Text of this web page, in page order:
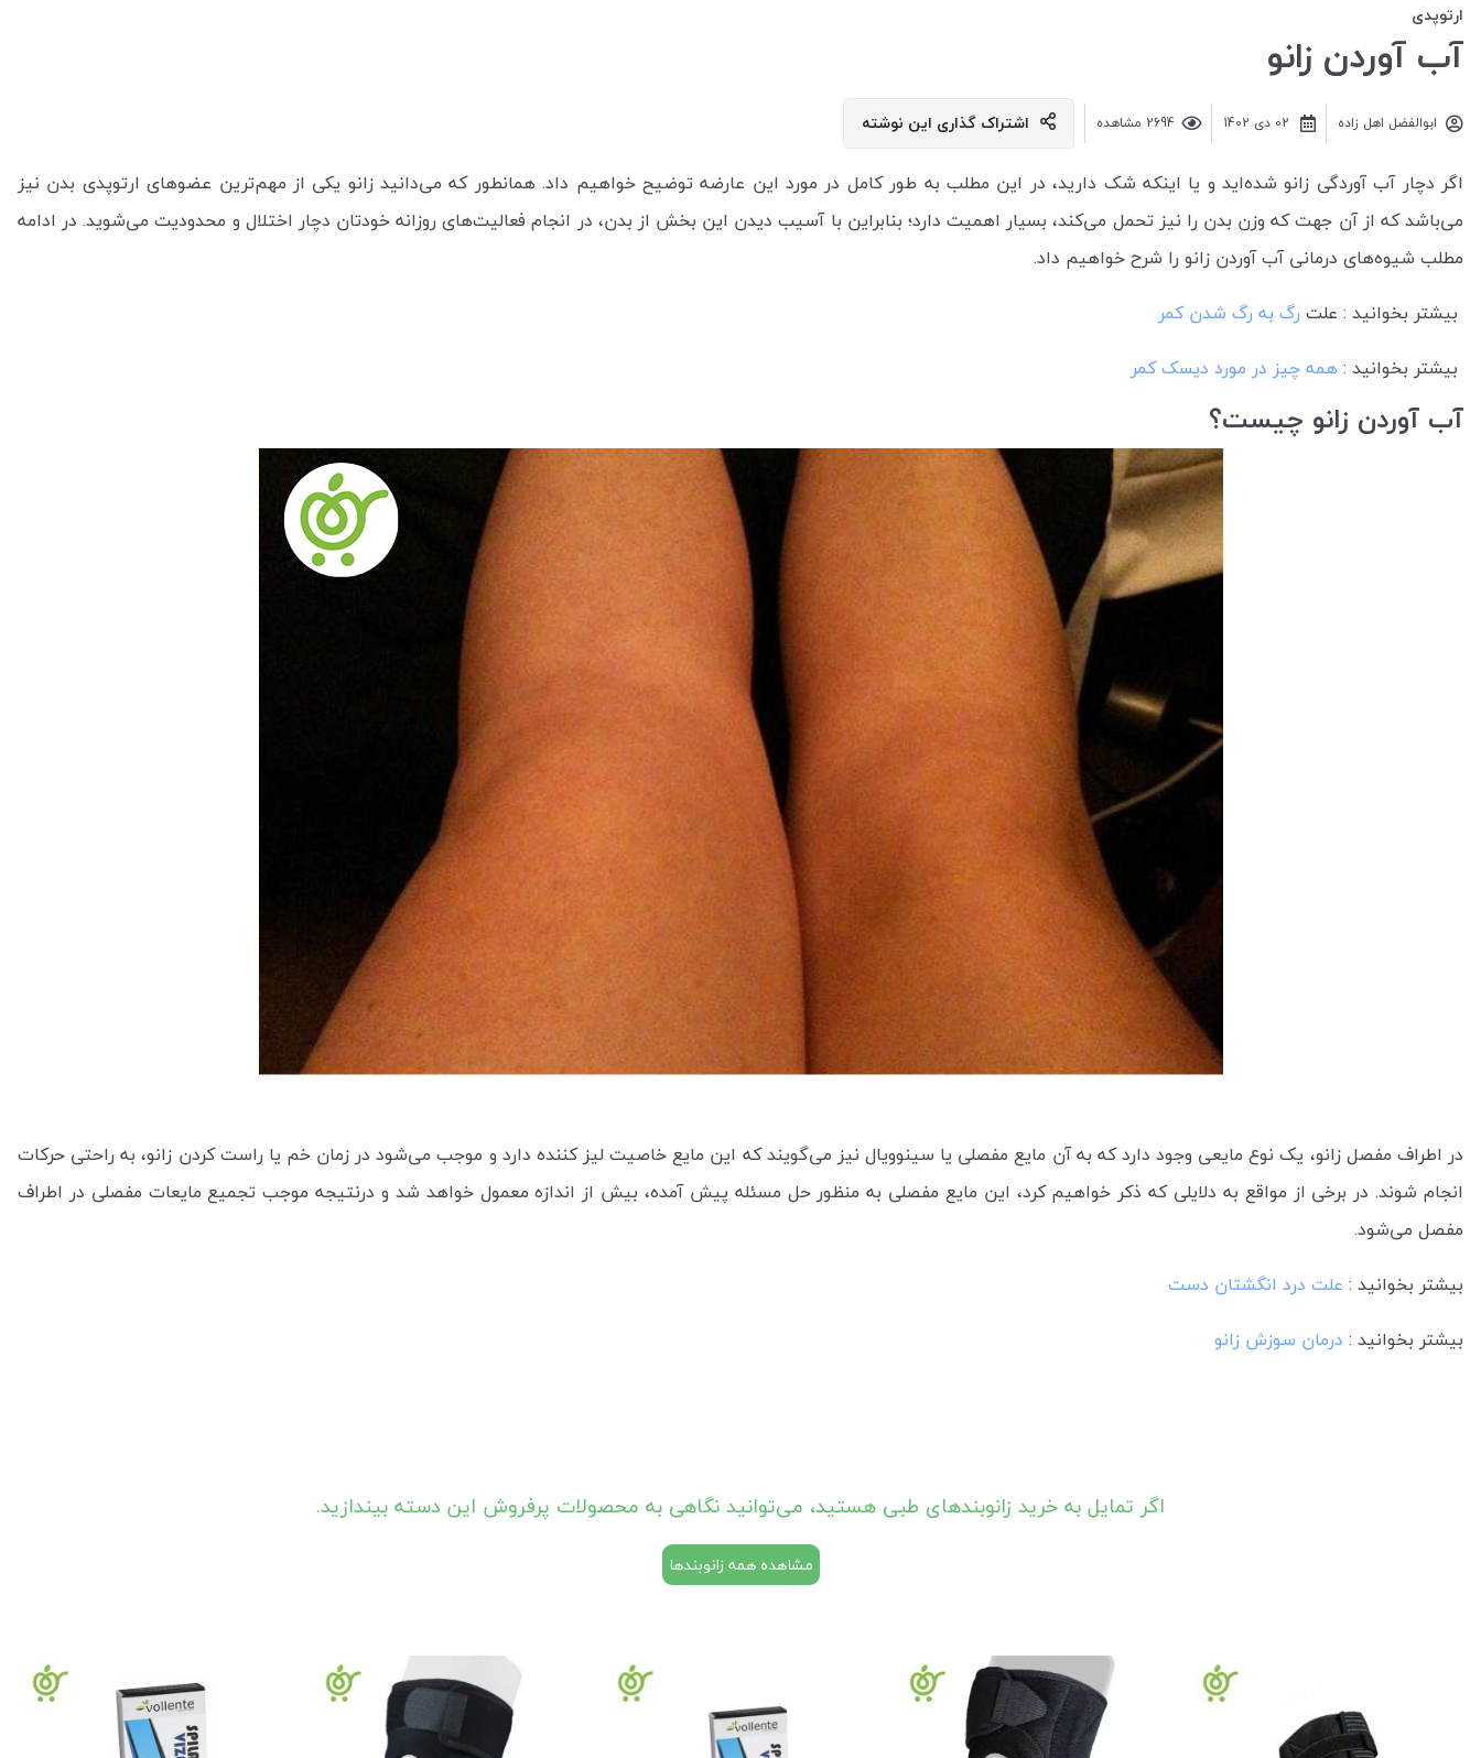
ارتوپدی
آب آوردن زانو
ابوالفضل اهل زاده 02 دی 1402 2694 مشاهده اشتراک گذاری این نوشته
اگر دچار آب آوردگی زانو شده‌اید و یا اینکه شک دارید، در این مطلب به طور کامل در مورد این عارضه توضیح خواهیم داد. همانطور که می‌دانید زانو یکی از مهم‌ترین عضوهای ارتوپدی بدن نیز
می‌باشد که از آن جهت که وزن بدن را نیز تحمل می‌کند، بسیار اهمیت دارد؛ بنابراین با آسیب دیدن این بخش از بدن، در انجام فعالیت‌های روزانه خودتان دچار اختلال و محدودیت می‌شوید. در ادامه
مطلب شیوه‌های درمانی آب آوردن زانو را شرح خواهیم داد.
بیشتر بخوانید : علت رگ به رگ شدن کمر
بیشتر بخوانید :همه چیز در مورد دیسک کمر
آب آوردن زانو چیست؟
در اطراف مفصل زانو، یک نوع مایعی وجود دارد که به آن مایع مفصلی یا سینوویال نیز می‌گویند که این مایع خاصیت لیز کننده دارد و موجب می‌شود در زمان خم یا راست کردن زانو، به راحتی حرکات
انجام شوند. در برخی از مواقع به دلایلی که ذکر خواهیم کرد، این مایع مفصلی به منظور حل مسئله پیش آمده، بیش از اندازه معمول خواهد شد و درنتیجه موجب تجمیع مایعات مفصلی در اطراف
مفصل می‌شود.
بیشتر بخوانید : علت درد انگشتان دست
بیشتر بخوانید : درمان سوزش زانو
اگر تمایل به خرید زانوبند‌های طبی هستید، می‌توانید نگاهی به محصولات پرفروش این دسته بیندازید.
مشاهده همه زانوبندها